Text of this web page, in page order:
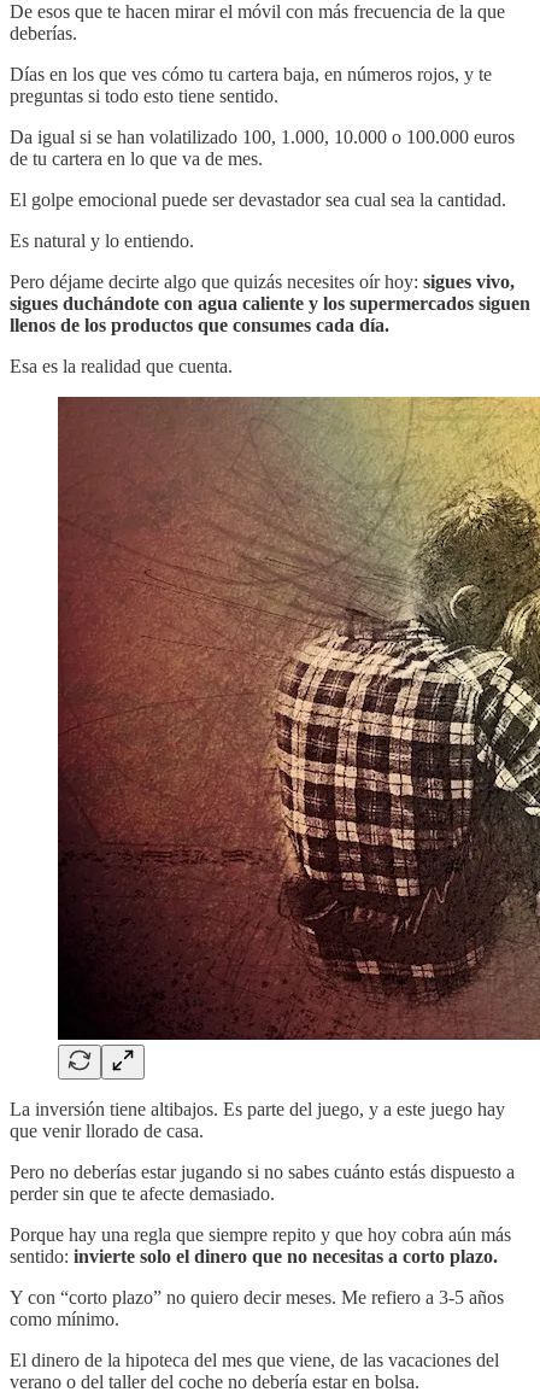
De esos que te hacen mirar el móvil con más frecuencia de la que
deberías.
Días en los que ves cómo tu cartera baja, en números rojos, y te
preguntas si todo esto tiene sentido.
Da igual si se han volatilizado 100, 1.000, 10.000 o 100.000 euros
de tu cartera en lo que va de mes.
El golpe emocional puede ser devastador sea cual sea la cantidad.
Es natural y lo entiendo.
Pero déjame decirte algo que quizás necesites oír hoy: sigues vivo,
sigues duchándote con agua caliente y los supermercados siguen
llenos de los productos que consumes cada día.
Esa es la realidad que cuenta.
La inversión tiene altibajos. Es parte del juego, y a este juego hay
que venir llorado de casa.
Pero no deberías estar jugando si no sabes cuánto estás dispuesto a
perder sin que te afecte demasiado.
Porque hay una regla que siempre repito y que hoy cobra aún más
sentido: invierte solo el dinero que no necesitas a corto plazo.
Y con “corto plazo” no quiero decir meses. Me refiero a 3-5 años
como mínimo.
El dinero de la hipoteca del mes que viene, de las vacaciones del
verano o del taller del coche no debería estar en bolsa.